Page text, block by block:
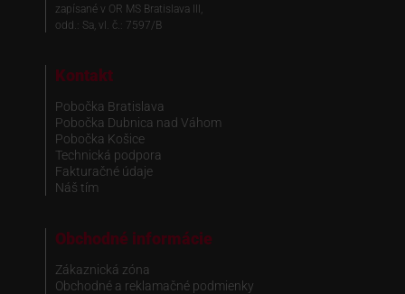
zapísané v OR MS Bratislava III,
odd.: Sa, vl. č.: 7597/B
Kontakt
Pobočka Bratislava
Pobočka Dubnica nad Váhom
Pobočka Košice
Technická podpora
Fakturačné údaje
Náš tím
Obchodné informácie
Zákaznická zóna
Obchodné a reklamačné podmienky